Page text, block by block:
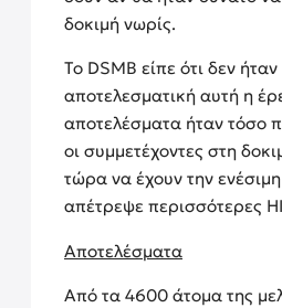
δοκιμή νωρίς.
Το DSMB είπε ότι δεν
αποτελεσματική αυτή η
αποτελέσματα ήταν τόσο
οι συμμετέχοντες στη
τώρα να έχουν την
απέτρεψε περισσότερες
Αποτελέσματα
Από τα 4600 άτομα της